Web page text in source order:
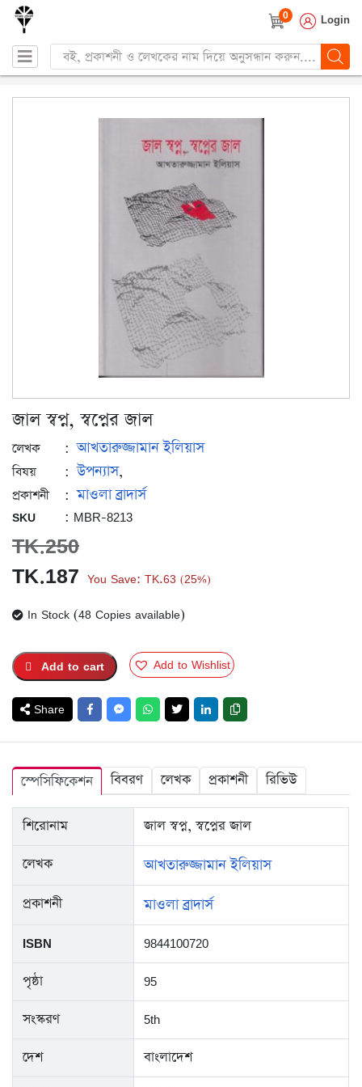
0 Login
Products
search
জাল স্বপ্ন, স্বপ্নের জাল
লেখক : আখতারুজ্জামান ইলিয়াস
বিষয় : উপন্যাস,
প্রকাশনী : মাওলা ব্রাদার্স
SKU : MBR-8213
TK.250
Original
price
TK.250.
TK.187 Current
price
TK.187.
You Save: TK.63 (25%)
In Stock (48 Copies available)
Add to cart Add to Wishlist
Share
স্পেসিফিকেশন বিবরণ লেখক প্রকাশনী রিভিউ
শিরোনাম জাল স্বপ্ন, স্বপ্নের জাল
লেখক আখতারুজ্জামান ইলিয়াস
প্রকাশনী মাওলা ব্রাদার্স
ISBN 9844100720
পৃষ্ঠা 95
সংস্করণ 5th
দেশ বাংলাদেশ